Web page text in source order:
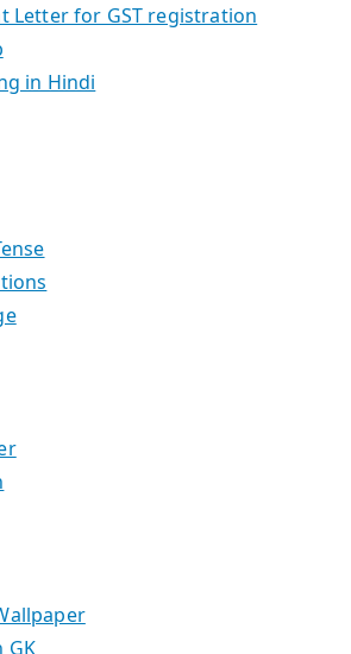
Letter for GST registration
in Hindi
GK